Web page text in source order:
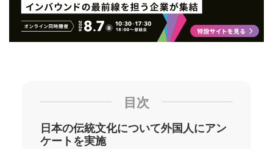
目次
日本の伝統文化について外国人にアン
ケートを実施